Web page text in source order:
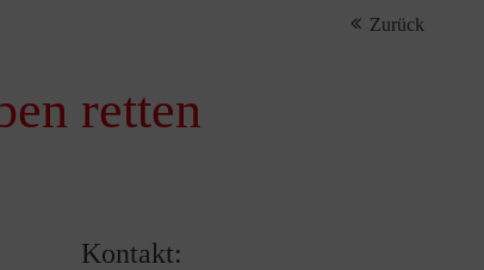
Zurück
retten
Kontakt: